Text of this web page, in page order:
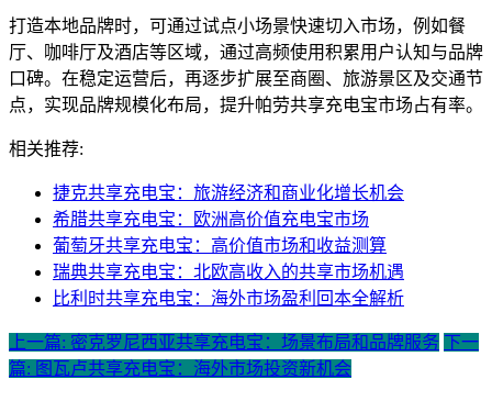
打造本地品牌时，可通过试点小场景快速切入市场，例如餐
厅、咖啡厅及酒店等区域，通过高频使用积累用户认知与品牌
口碑。在稳定运营后，再逐步扩展至商圈、旅游景区及交通节
点，实现品牌规模化布局，提升帕劳共享充电宝市场占有率。
相关推荐:
捷克共享充电宝：旅游经济和商业化增长机会
希腊共享充电宝：欧洲高价值充电宝市场
葡萄牙共享充电宝：高价值市场和收益测算
瑞典共享充电宝：北欧高收入的共享市场机遇
比利时共享充电宝：海外市场盈利回本全解析
上一篇: 密克罗尼西亚共享充电宝：场景布局和品牌服务 下一
篇: 图瓦卢共享充电宝：海外市场投资新机会